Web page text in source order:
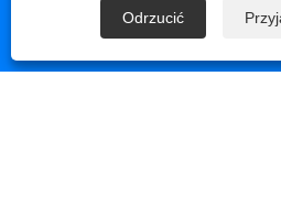
Xiamen, prowincja Fujian, Chiny
Odrzucić